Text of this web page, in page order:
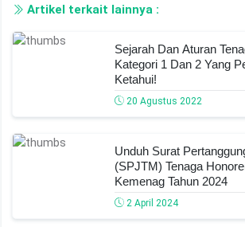
Artikel terkait lainnya :
Sejarah Dan Aturan
Kategori 1 Dan 2 Yang
Ketahui!
20 Agustus 2022
Unduh Surat
(SPJTM) Tenaga
Kemenag Tahun 2024
2 April 2024